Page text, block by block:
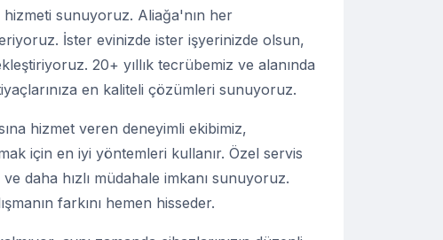
hizmeti sunuyoruz. Aliağa'nın her
İster evinizde ister işyerinizde olsun,
20+ yıllık tecrübemiz ve alanında
en kaliteli çözümleri sunuyoruz.
hizmet veren deneyimli ekibimiz,
için en iyi yöntemleri kullanır. Özel servis
daha hızlı müdahale imkanı sunuyoruz.
farkını hemen hisseder.